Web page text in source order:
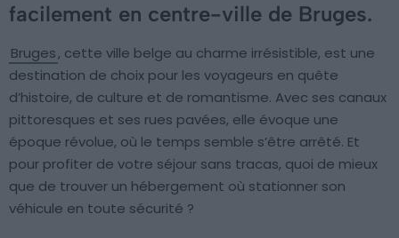
facilement en centre-ville de Bruges.
Bruges, cette ville belge au charme irrésistible, est une
destination de choix pour les voyageurs en quête
d’histoire, de culture et de romantisme. Avec ses canaux
pittoresques et ses rues pavées, elle évoque une
époque révolue, où le temps semble s’être arrêté. Et
pour profiter de votre séjour sans tracas, quoi de mieux
que de trouver un hébergement où stationner son
véhicule en toute sécurité ?